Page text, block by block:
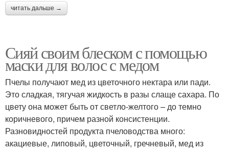
читать дальше →
Сияй своим блеском с помощью
маски для волос с медом
Пчелы получают мед из цветочного нектара или пади.
Это сладкая, тягучая жидкость в разы слаще сахара. По
цвету она может быть от светло-желтого – до темно
коричневого, причем разной консистенции.
Разновидностей продукта пчеловодства много:
акациевые, липовый, цветочный, гречневый, мед из